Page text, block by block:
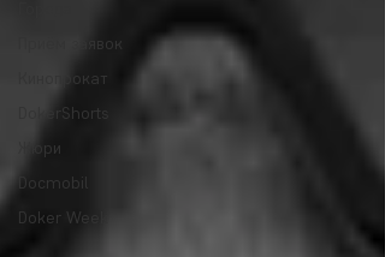
Приём заявок
Кинопрокат
DokerShorts
Жюри
Docmobil
Doker Week